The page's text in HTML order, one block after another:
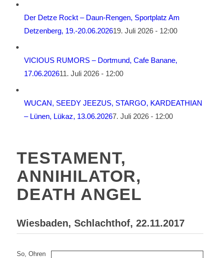
Der Detze Rockt – Daun-Rengen, Sportplatz Am
Detzenberg, 19.-20.06.202619. Juli 2026 - 12:00
VICIOUS RUMORS – Dortmund, Cafe Banane,
17.06.202611. Juli 2026 - 12:00
WUCAN, SEEDY JEEZUS, STARGO, KARDEATHIAN
– Lünen, Lükaz, 13.06.20267. Juli 2026 - 12:00
TESTAMENT,
ANNIHILATOR,
DEATH ANGEL
Wiesbaden, Schlachthof, 22.11.2017
So, Ohren